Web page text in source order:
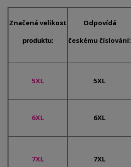
Značená velikost
produktu:
Odpovídá
českému číslování:
5XL 5XL
6XL 6XL
7XL 7XL